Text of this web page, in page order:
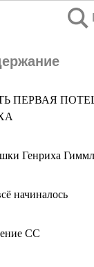
ПЕРВАЯ
Генриха
начиналось
СС